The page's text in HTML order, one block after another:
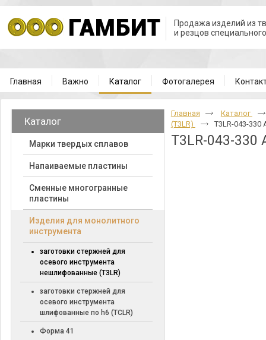
Продажа изделий из
и резцов
Главная Важно Каталог Фотогалерея
Каталог
Марки твердых сплавов
Напаиваемые пластины
Cменные многогранные
пластины
Изделия для монолитного
инструмента
заготовки стержней для
осевого инструмента
нешлифованные (T3LR)
заготовки стержней для
осевого инструмента
шлифованные по h6 (TCLR)
Форма 41
Главная
Каталог
(T3LR)
T3LR-043-330
T3LR-043-330